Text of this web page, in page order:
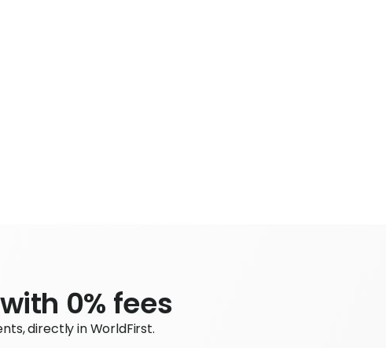
with 0% fees
directly in WorldFirst.